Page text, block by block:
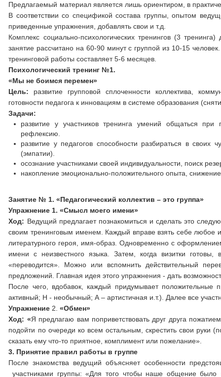
Предлагаемый материал является лишь ориентиром, в
В соответствии со спецификой состава группы, опытом
приведенные упражнения, добавлять свои и т.д.
Комплекс социально-психологических тренингов (3
занятие рассчитано на 60-90 минут с группой из 10-15
тренинговой работы составляет 5-6 месяцев.
Психологический тренинг №1.
«Мы не боимся перемен»
Цель: развитие групповой сплоченности коллектива,
готовности педагога к инновациям в системе образования
Задачи:
развитие у участников тренинга умений общаться
рефлексию.
развитие у педагогов способности разбираться в
(эмпатии).
осознание участниками своей индивидуальности, поиск
накопление эмоционально-положительного опыта,
Занятие № 1. «Педагогический коллектив – это группа»
Упражнение 1. «Смысл моего имени»
Ход: Ведущий предлагает познакомиться и сделать это
своим тренинговым именем. Каждый вправе взять себе любое
литературного героя, имя-образ. Одновременно с
имени с неизвестного языка. Затем, когда визитки
«переводится». Можно или вспомнить действительный
предложений. Главная идея этого упражнения - дать
После чего, вдобавок, каждый придумывает
активный; Н - необычный; А – артистичная и.т.). Далее все
Упражнение 2.«Обмен»
Ход: «Я предлагаю вам поприветствовать друг друга
подойти по очереди ко всем остальным, скрестить свои руки
сказать ему что-то приятное, комплимент или пожелание».
3. Принятие правил работы в группе
После знакомства ведущий объясняет особенности
участниками группы: «Для того чтобы наше общение